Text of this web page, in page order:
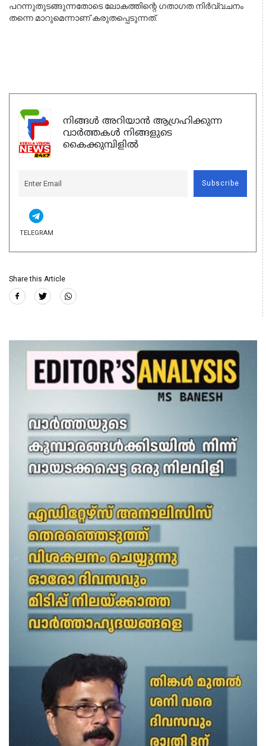
പറന്നുതുടങ്ങുന്നതോടെ ലോകത്തിന്റെ ഗതാഗത നിർവ്വചനം
തന്നെ മാറുമെന്നാണ് കരുതപ്പെടുന്നത്.
നിങ്ങൾ അറിയാൻ ആഗ്രഹിക്കുന്ന
വാർത്തകൾ നിങ്ങളുടെ
കൈക്കുമ്പിളിൽ
Subscribe
TELEGRAM
Share this Article